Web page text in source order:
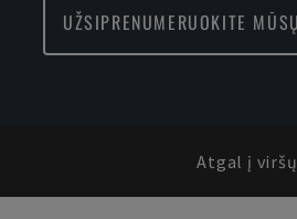
UŽSIPRENUMERUOKITE
Atgal į viršų